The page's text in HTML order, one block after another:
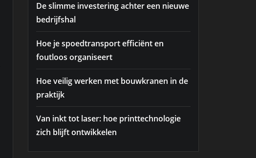
De slimme investering achter een nieuwe
bedrijfshal
Hoe je spoedtransport efficiënt en
foutloos organiseert
Hoe veilig werken met bouwkranen in de
praktijk
Van inkt tot laser: hoe printtechnologie
zich blijft ontwikkelen